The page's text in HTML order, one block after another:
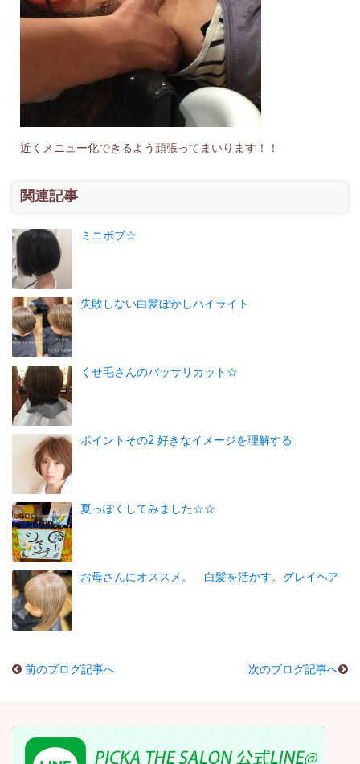
近くメニュー化できるよう頑張ってまいります！！
関連記事
ミニボブ☆
失敗しない白髪ぼかしハイライト
くせ毛さんのバッサリカット☆
ポイントその2 好きなイメージを理解する
夏っぽくしてみました☆☆
お母さんにオススメ。 白髪を活かす。グレイヘア
前のブログ記事へ 次のブログ記事へ